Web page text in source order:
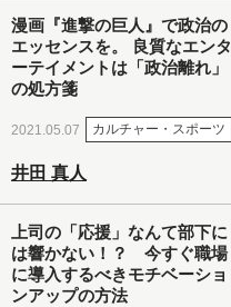
漫画『進撃の巨人』で政治の
エッセンスを。 良質なエンタ
ーテイメントは「政治離れ」
の処方箋
2021.05.07 カルチャー・スポーツ
井田 真人
上司の「応援」なんて部下に
は響かない！？ 今すぐ職場
に導入するべきモチベーショ
ンアップの方法